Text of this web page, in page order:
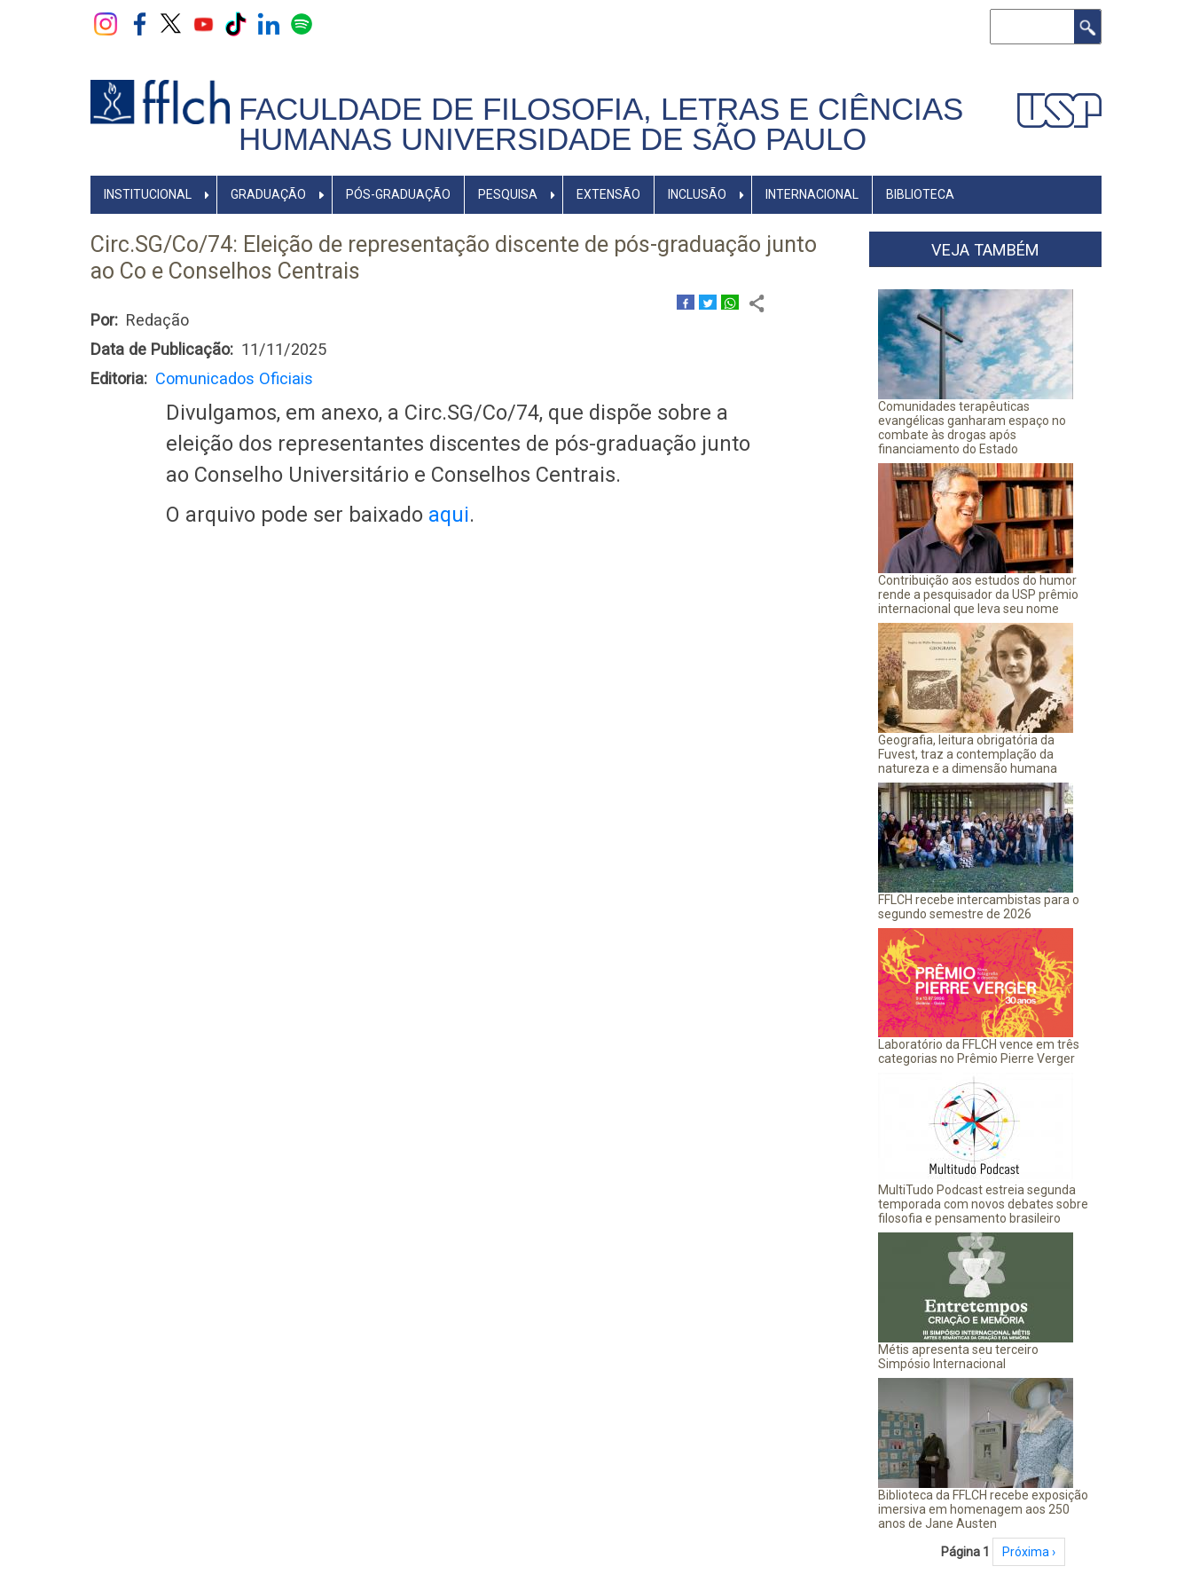
FACULDADE DE FILOSOFIA, LETRAS E CIÊNCIAS
HUMANAS UNIVERSIDADE DE SÃO PAULO
NAVEGADOR
PRINCIPAL
INSTITUCIONAL GRADUAÇÃO PÓS-GRADUAÇÃO PESQUISA EXTENSÃO INCLUSÃO INTERNACIONAL BIBLIOTECA
Circ.SG/Co/74: Eleição de representação discente de pós-graduação junto
ao Co e Conselhos Centrais
Por
Redação
Data de Publicação
11/11/2025
Editoria
Comunicados Oficiais
Divulgamos, em anexo, a Circ.SG/Co/74, que dispõe sobre a
eleição dos representantes discentes de pós-graduação junto
ao Conselho Universitário e Conselhos Centrais.
O arquivo pode ser baixado aqui.
VEJA TAMBÉM
Comunidades terapêuticas
evangélicas ganharam espaço no
combate às drogas após
financiamento do Estado
Contribuição aos estudos do humor
rende a pesquisador da USP prêmio
internacional que leva seu nome
Geografia, leitura obrigatória da
Fuvest, traz a contemplação da
natureza e a dimensão humana
FFLCH recebe intercambistas para o
segundo semestre de 2026
Laboratório da FFLCH vence em três
categorias no Prêmio Pierre Verger
MultiTudo Podcast estreia segunda
temporada com novos debates sobre
filosofia e pensamento brasileiro
Métis apresenta seu terceiro
Simpósio Internacional
Biblioteca da FFLCH recebe exposição
imersiva em homenagem aos 250
anos de Jane Austen
PaginaçãoPágina 1 Próxima página
Próxima ›